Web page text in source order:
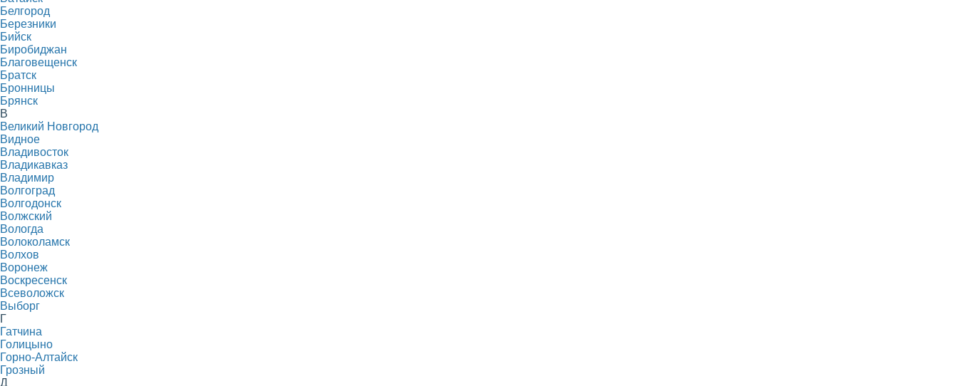
Белгород
Березники
Бийск
Биробиджан
Благовещенск
Братск
Бронницы
Брянск
В
Великий Новгород
Видное
Владивосток
Владикавказ
Владимир
Волгоград
Волгодонск
Волжский
Вологда
Волоколамск
Волхов
Воронеж
Воскресенск
Всеволожск
Выборг
Г
Гатчина
Голицыно
Горно-Алтайск
Грозный
Д